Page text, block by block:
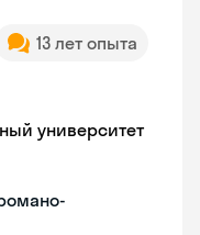
13 лет опыта
университет